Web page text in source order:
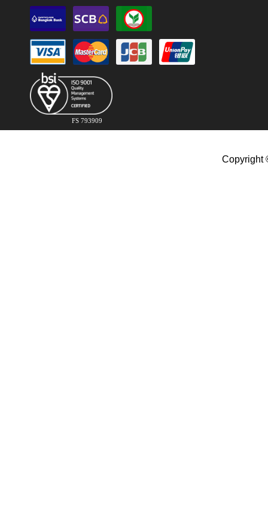
FS 793909
Copyright